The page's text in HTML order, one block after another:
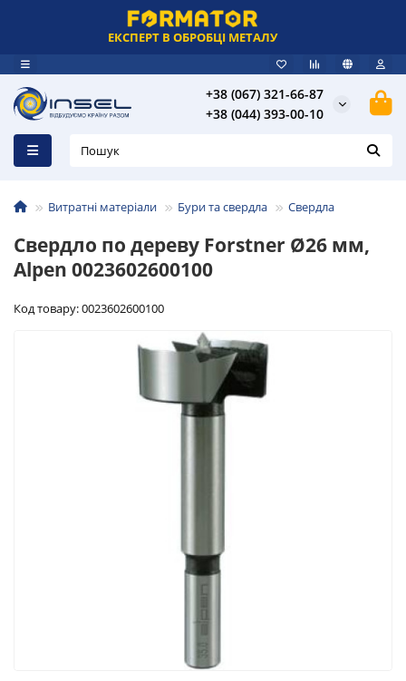
ЕКСПЕРТ В ОБРОБЦІ МЕТАЛУ
+38 (067) 321-66-87
+38 (044) 393-00-10
Витратні матеріали Бури та свердла Свердла
Свердло по дереву Forstner Ø26 мм,
Alpen 0023602600100
Код товару: 0023602600100